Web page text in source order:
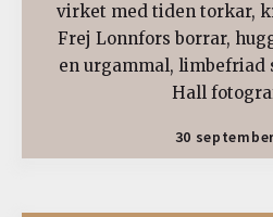
virket med tiden torkar,
Frej Lonnfors borrar,
en urgammal,
Hall
30